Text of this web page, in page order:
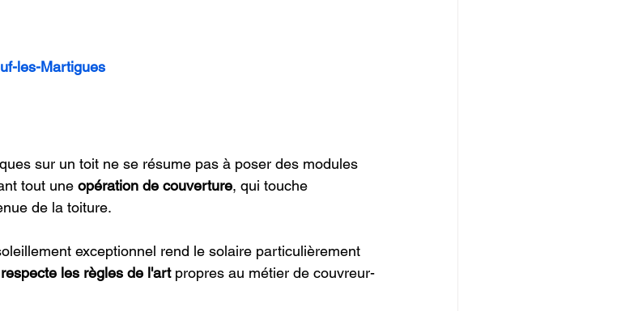
les-Martigues
sur un toit ne se résume pas à poser des modules
tout une opération de couverture, qui touche
de la toiture.
exceptionnel rend le solaire particulièrement
les règles de l'art propres au métier de couvreur-